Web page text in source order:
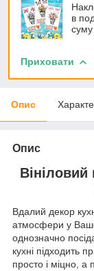
в
суму
Приховати
Опис
Опис
Вдалий декор
атмосфери у
однозначно
кухні підходить
просто і міцно, а